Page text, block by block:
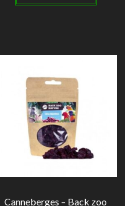
Canneberges – Back zoo